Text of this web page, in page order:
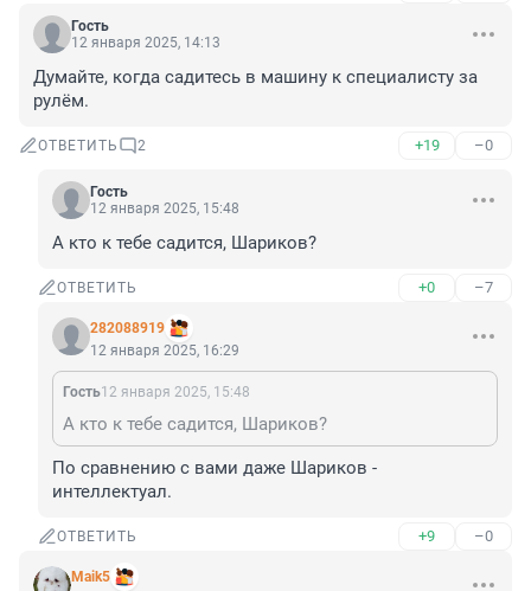
Гость
12 января 2025, 14:13
Думайте, когда садитесь в машину к специалисту за
рулём.
ОТВЕТИТЬ 2 +19 –0
Гость
12 января 2025, 15:48
А кто к тебе садится, Шариков?
ОТВЕТИТЬ +0 –7
282088919
12 января 2025, 16:29
Гость12 января 2025, 15:48
А кто к тебе садится, Шариков?
По сравнению с вами даже Шариков -
интеллектуал.
ОТВЕТИТЬ +9 –0
Maik5